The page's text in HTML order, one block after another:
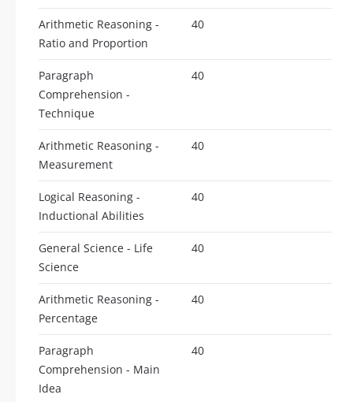
Arithmetic Reasoning -
Ratio and Proportion
40
Paragraph
Comprehension -
Technique
40
Arithmetic Reasoning -
Measurement
40
Logical Reasoning -
Inductional Abilities
40
General Science - Life
Science
40
Arithmetic Reasoning -
Percentage
40
Paragraph
Comprehension - Main
Idea
40